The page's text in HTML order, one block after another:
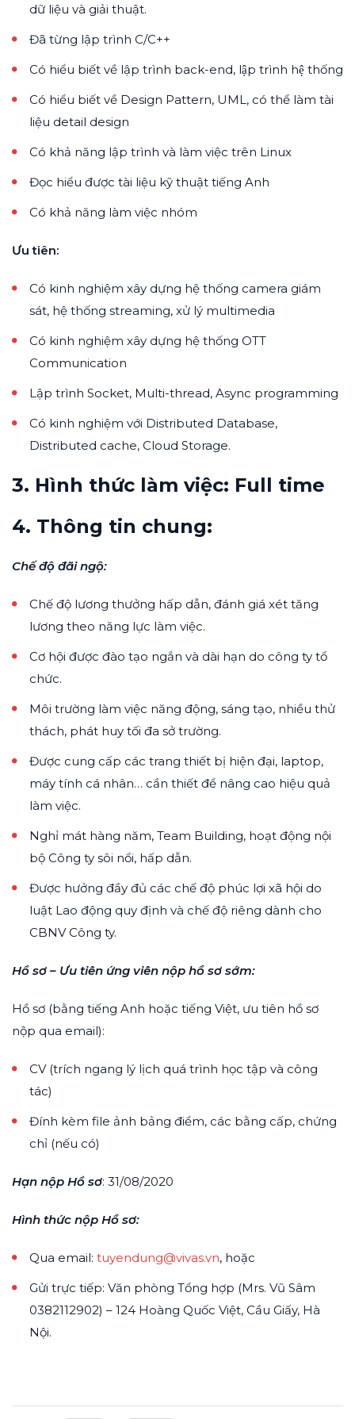
dữ liệu và giải thuật.
Đã từng lập trình C/C++
Có hiểu biết về lập trình back-end, lập trình hệ thống
Có hiểu biết về Design Pattern, UML, có thể làm tài
liệu detail design
Có khả năng lập trình và làm việc trên Linux
Đọc hiểu được tài liệu kỹ thuật tiếng Anh
Có khả năng làm việc nhóm
Ưu tiên:
Có kinh nghiệm xây dựng hệ thống camera giám
sát, hệ thống streaming, xử lý multimedia
Có kinh nghiệm xây dựng hệ thống OTT
Communication
Lập trình Socket, Multi-thread, Async programming
Có kinh nghiệm với Distributed Database,
Distributed cache, Cloud Storage.
3. Hình thức làm việc: Full time
4. Thông tin chung:
Chế độ đãi ngộ:
Chế độ lương thưởng hấp dẫn, đánh giá xét tăng
lương theo năng lực làm việc.
Cơ hội được đào tạo ngắn và dài hạn do công ty tổ
chức.
Môi trường làm việc năng động, sáng tạo, nhiều thử
thách, phát huy tối đa sở trường.
Được cung cấp các trang thiết bị hiện đại, laptop,
máy tính cá nhân… cần thiết để nâng cao hiệu quả
làm việc.
Nghỉ mát hàng năm, Team Building, hoạt động nội
bộ Công ty sôi nổi, hấp dẫn.
Được hưởng đầy đủ các chế độ phúc lợi xã hội do
luật Lao động quy định và chế độ riêng dành cho
CBNV Công ty.
Hồ sơ – Ưu tiên ứng viên nộp hồ sơ sớm:
Hồ sơ (bằng tiếng Anh hoặc tiếng Việt, ưu tiên hồ sơ
nộp qua email):
CV (trích ngang lý lịch quá trình học tập và công
tác)
Đính kèm file ảnh bảng điểm, các bằng cấp, chứng
chỉ (nếu có)
Hạn nộp Hồ sơ: 31/08/2020
Hình thức nộp Hồ sơ:
Qua email: tuyendung@vivas.vn, hoặc
Gửi trực tiếp: Văn phòng Tổng hợp (Mrs. Vũ Sâm
0382112902) – 124 Hoàng Quốc Việt, Cầu Giấy, Hà
Nội.